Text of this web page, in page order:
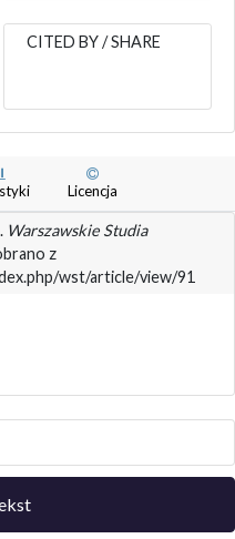
CITED BY / SHARE
Licencja
Warszawskie Studia
z
wst/article/view/91